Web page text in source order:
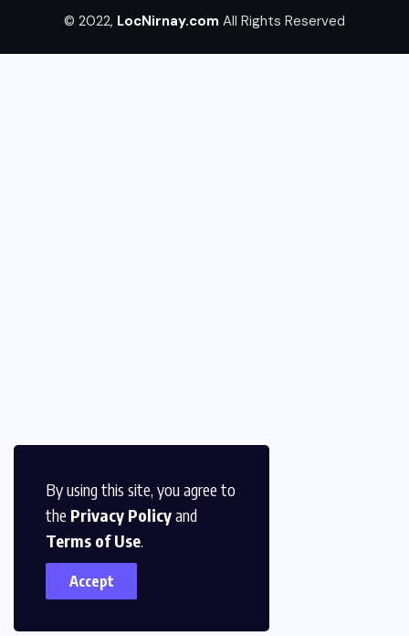
By using this site, you agree to
the Privacy Policyand
Terms of Use.
Accept
© 2022, LocNirnay.com All Rights Reserved